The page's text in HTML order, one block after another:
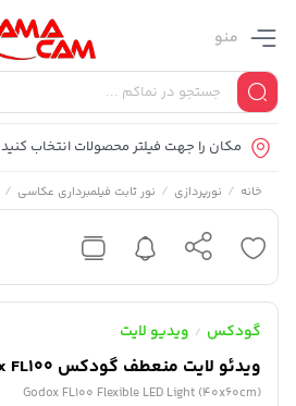
منو
مکان را جهت فیلتر محصولات انتخاب کنید
خانه / نورپردازی / نور ثابت فیلمبرداری عکاسی /
گودکس / ویدیو لایت
ویدئو لایت منعطف گودکس Godox FL100 (40×60سانت)
Godox FL100 Flexible LED Light (40x60cm)